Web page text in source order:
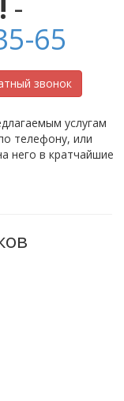
-
65
звонок
услугам
телефону, или
него в кратчайшие